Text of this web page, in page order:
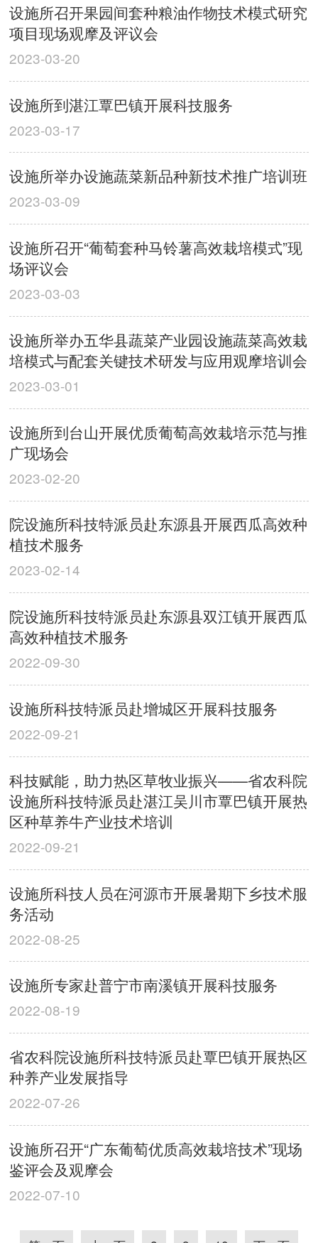
设施所召开果园间套种粮油作物技术模式研究
项目现场观摩及评议会
2023-03-20
设施所到湛江覃巴镇开展科技服务
2023-03-17
设施所举办设施蔬菜新品种新技术推广培训班
2023-03-09
设施所召开“葡萄套种马铃薯高效栽培模式”现
场评议会
2023-03-03
设施所举办五华县蔬菜产业园设施蔬菜高效栽
培模式与配套关键技术研发与应用观摩培训会
2023-03-01
设施所到台山开展优质葡萄高效栽培示范与推
广现场会
2023-02-20
院设施所科技特派员赴东源县开展西瓜高效种
植技术服务
2023-02-14
院设施所科技特派员赴东源县双江镇开展西瓜
高效种植技术服务
2022-09-30
设施所科技特派员赴增城区开展科技服务
2022-09-21
科技赋能，助力热区草牧业振兴——省农科院
设施所科技特派员赴湛江吴川市覃巴镇开展热
区种草养牛产业技术培训
2022-09-21
设施所科技人员在河源市开展暑期下乡技术服
务活动
2022-08-25
设施所专家赴普宁市南溪镇开展科技服务
2022-08-19
省农科院设施所科技特派员赴覃巴镇开展热区
种养产业发展指导
2022-07-26
设施所召开“广东葡萄优质高效栽培技术”现场
鉴评会及观摩会
2022-07-10